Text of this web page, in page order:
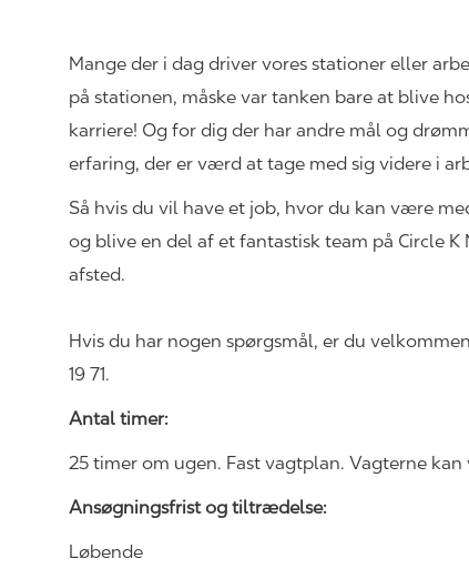
Mange der i dag driver vores stationer eller
på stationen, måske var tanken bare at blive
karriere! Og for dig der har andre mål og
erfaring, der er værd at tage med sig videre i
Så hvis du vil have et job, hvor du kan være
og blive en del af et fantastisk team på Circle
afsted.
Hvis du har nogen spørgsmål, er du
19 71.
Antal timer:
25 timer om ugen. Fast vagtplan. Vagterne
Ansøgningsfrist og tiltrædelse:
Løbende